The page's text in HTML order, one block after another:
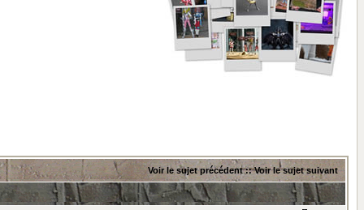
Voir le sujet précédent::Voir le sujet suivant